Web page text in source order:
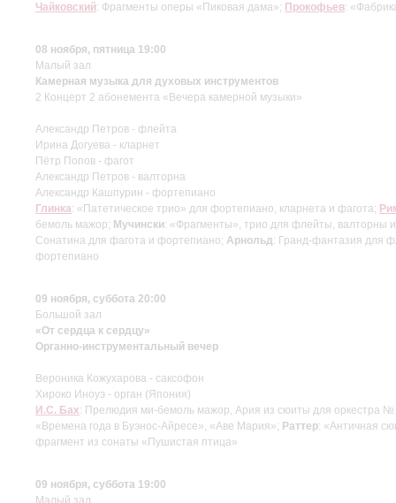
Чайковский: Фрагменты оперы «Пиковая дама»; Прокофьев:
08 ноября, пятница 19:00
Малый зал
Камерная музыка для духовых инструментов
2 Концерт 2 абонемента «Вечера камерной музыки»
Александр Петров - флейта
Ирина Догуева - кларнет
Пётр Попов - фагот
Александр Петров - валторна
Александр Кашпурин - фортепиано
Глинка: «Патетическое трио» для фортепиано, кларнета и фагота;
бемоль мажор; Мучински: «Фрагменты», трио для флейты, валторны
Сонатина для фагота и фортепиано; Арнольд: Гранд-фантазия для
фортепиано
09 ноября, суббота 20:00
Большой зал
«От сердца к сердцу»
Органно-инструментальный вечер
Вероника Кожухарова - саксофон
Хироко Иноуэ - орган (Япония)
И.С. Бах: Прелюдия ми-бемоль мажор, Ария из сюиты для оркестра
«Времена года в Буэнос-Айресе», «Аве Мария»; Раттер: «Античная
фрагмент из сонаты «Пушистая птица»
09 ноября, суббота 19:00
Малый зал